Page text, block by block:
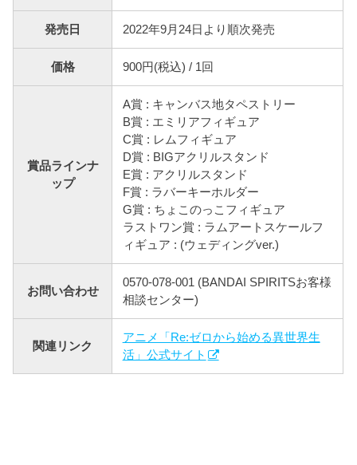
発売日 2022年9月24日より順次発売
価格 900円(税込) / 1回
賞品ラインナ
ップ
A賞 : キャンバス地タペストリー
B賞 : エミリアフィギュア
C賞 : レムフィギュア
D賞 : BIGアクリルスタンド
E賞 : アクリルスタンド
F賞 : ラバーキーホルダー
G賞 : ちょこのっこフィギュア
ラストワン賞 : ラムアートスケールフ
ィギュア : (ウェディングver.)
お問い合わせ
0570-078-001 (BANDAI SPIRITSお客様
相談センター)
関連リンク
アニメ「Re:ゼロから始める異世界生
活」公式サイト